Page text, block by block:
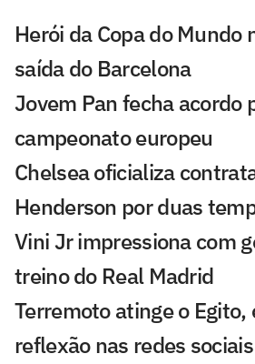
Herói da Copa do Mundo
saída do Barcelona
Jovem Pan fecha acordo
campeonato europeu
Chelsea oficializa
Henderson por duas
Vini Jr impressiona com
treino do Real Madrid
Terremoto atinge o Egito,
reflexão nas redes sociais